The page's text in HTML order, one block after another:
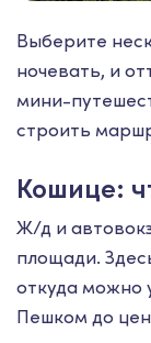
Выберите
ночевать, и
мини-
строить
Кошице:
Ж/д и
площади.
откуда можно
Пешком до